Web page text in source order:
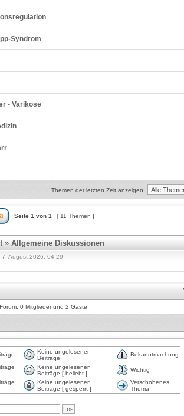
Syndrom
- Varikose
Themen der letzten Zeit anzeigen:
Seite 1 von 1 [ 11 Themen ]
» Allgemeine Diskussionen
7. August 2026, 04:29
0 Mitglieder und 2 Gäste
Keine ungelesenen
Beiträge
Bekanntmachung
Keine ungelesenen
Beiträge [ beliebt ]
Wichtig
Keine ungelesenen
Beiträge [ gesperrt ]
Verschobenes
Thema